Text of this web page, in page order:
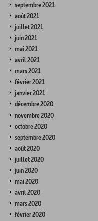
septembre 2021
août 2021
juillet 2021
juin 2021
mai 2021
avril 2021
mars 2021
février 2021
janvier 2021
décembre 2020
novembre 2020
octobre 2020
septembre 2020
août 2020
juillet 2020
juin 2020
mai 2020
avril 2020
mars 2020
février 2020